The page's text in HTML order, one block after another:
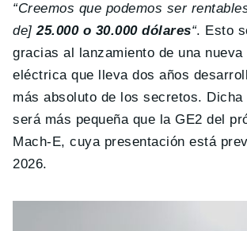
“Creemos que podemos ser
de]25.000 o 30.000 dólares“. Esto
gracias al lanzamiento de una
eléctrica que lleva dos años
más absoluto de los secretos.
será más pequeña que la GE2 del
Mach-E, cuya presentación está
2026.